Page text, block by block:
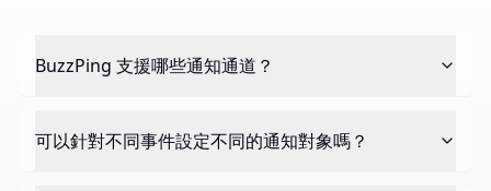
BuzzPing 支援哪些通知通道？
可以針對不同事件設定不同的通知對象嗎？